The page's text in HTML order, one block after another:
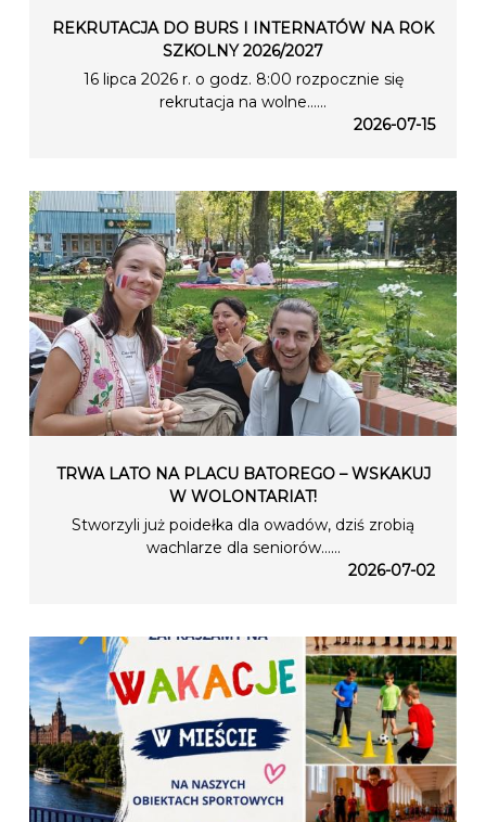
REKRUTACJA DO BURS I INTERNATÓW NA ROK
SZKOLNY 2026/2027
16 lipca 2026 r. o godz. 8:00 rozpocznie się
rekrutacja na wolne…...
2026-07-15
TRWA LATO NA PLACU BATOREGO – WSKAKUJ
W WOLONTARIAT!
Stworzyli już poidełka dla owadów, dziś zrobią
wachlarze dla seniorów…...
2026-07-02